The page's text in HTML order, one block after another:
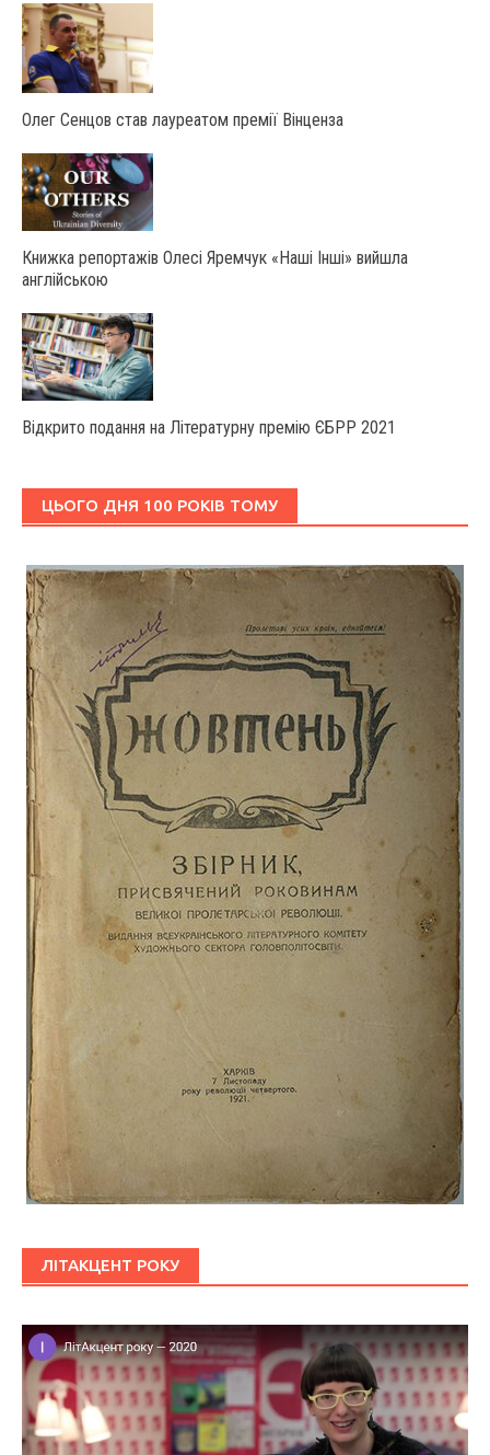
Олег Сенцов став лауреатом премії Вінценза
Книжка репортажів Олесі Яремчук «Наші Інші» вийшла
англійською
Відкрито подання на Літературну премію ЄБРР 2021
ЦЬОГО ДНЯ 100 РОКІВ ТОМУ
ЛІТАКЦЕНТ РОКУ